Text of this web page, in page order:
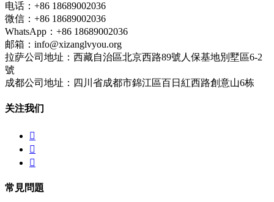
电话：+86 18689002036
微信：+86 18689002036
WhatsApp：+86 18689002036
邮箱：info@xizanglvyou.org
拉萨公司地址：西藏自治區北京西路89號人保基地別墅區6-2
號
成都公司地址：四川省成都市錦江區百日紅西路創意山6栋
关注我们



常見問題